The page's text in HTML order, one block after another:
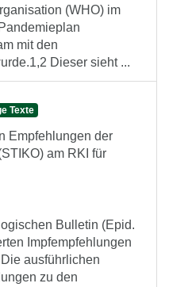
(WHO) im
mit den
Dieser sieht ...
Texte
Empfehlungen der
am RKI für
Bulletin (Epid.
Impfempfehlungen
ausführlichen
zu den